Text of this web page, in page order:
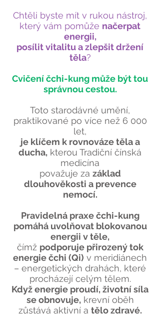
Chtěli byste mít v rukou nástroj,
který vám pomůže načerpat
energii,
posílit vitalitu a zlepšit držení
těla?
Cvičení čchi-kung může být tou
správnou cestou.
Toto starodávné umění,
praktikované po více než 6 000
let,
je klíčem k rovnováze těla a
ducha, kterou Tradiční čínská
medicína
považuje za základ
dlouhověkosti a prevence
nemocí.
Pravidelná praxe čchi-kung
pomáhá uvolňovat blokovanou
energii v těle,
čímž podporuje přirozený tok
energie čchi (Qi) v meridiánech
– energetických drahách, které
procházejí celým tělem.
Když energie proudí, životní síla
se obnovuje, krevní oběh
zůstává aktivní a tělo zdravé.